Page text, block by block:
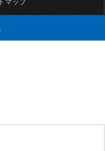
マップ